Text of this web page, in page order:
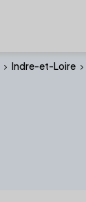
Indre-et-Loire